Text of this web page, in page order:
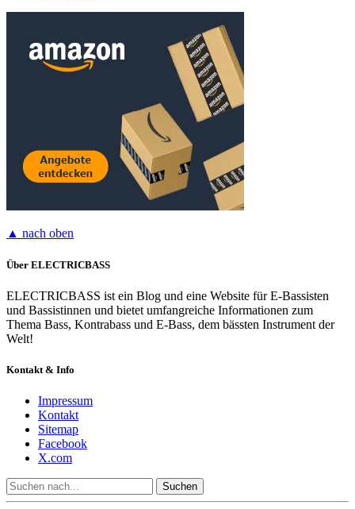
▲ nach oben
Über ELECTRICBASS
ELECTRICBASS ist ein Blog und eine Website für E-Bassisten
und Bassistinnen und bietet umfangreiche Informationen zum
Thema Bass, Kontrabass und E-Bass, dem bässten Instrument der
Welt!
Kontakt & Info
Impressum
Kontakt
Sitemap
Facebook
X.com